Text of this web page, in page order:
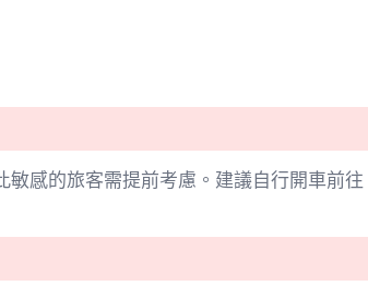
感的旅客需提前考慮。建議自行開車前